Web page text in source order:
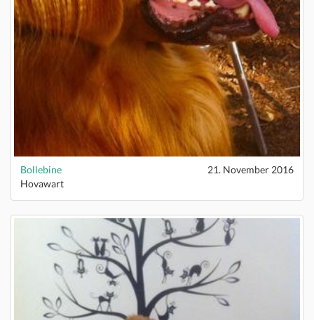
Bollebine
21. November 2016
Hovawart